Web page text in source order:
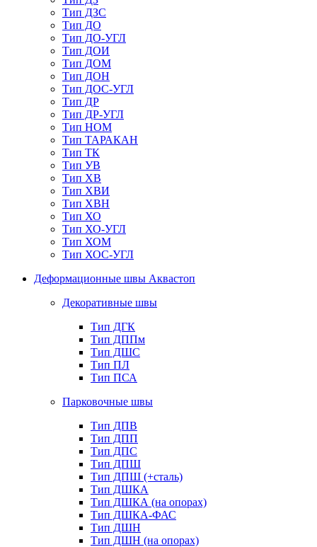
Тип ДЗС
Тип ДО
Тип ДО-УГЛ
Тип ДОИ
Тип ДОМ
Тип ДОН
Тип ДОС-УГЛ
Тип ДР
Тип ДР-УГЛ
Тип НОМ
Тип ТАРАКАН
Тип ТК
Тип УВ
Тип ХВ
Тип ХВИ
Тип ХВН
Тип ХО
Тип ХО-УГЛ
Тип ХОМ
Тип ХОС-УГЛ
Деформационные швы Аквастоп
Декоративные швы
Тип ДГК
Тип ДППм
Тип ДШС
Тип ПЛ
Тип ПСА
Парковочные швы
Тип ДПВ
Тип ДПП
Тип ДПС
Тип ДПШ
Тип ДПШ (+сталь)
Тип ДШКА
Тип ДШКА (на опорах)
Тип ДШКА-ФАС
Тип ДШН
Тип ДШН (на опорах)